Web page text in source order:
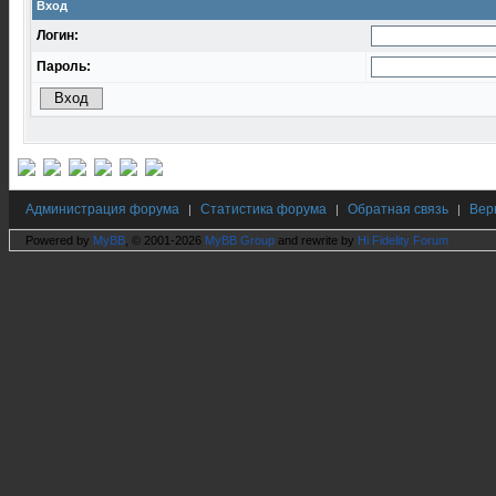
Вход
Логин:
Пароль:
Администрация форума | Статистика форума | Обратная связь |
Powered by MyBB , © 2001-2026 MyBB Group and rewrite by Hi Fidelity Forum